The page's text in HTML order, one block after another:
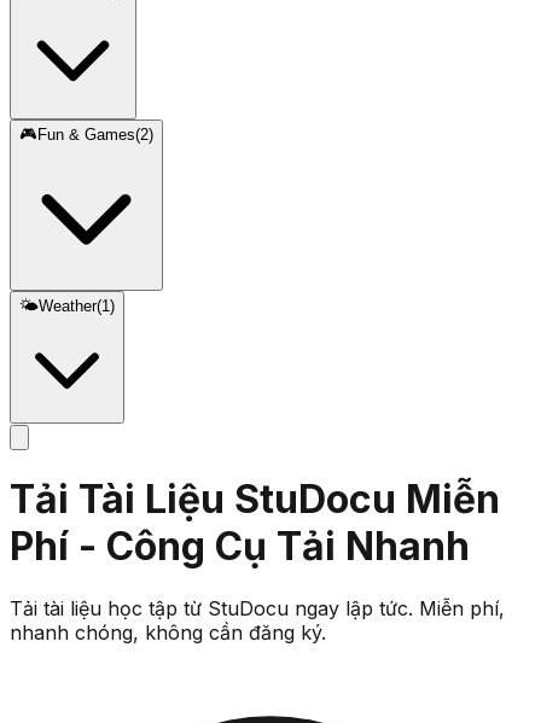
🎮 Fun & Games(2)
🌤️Weather(1)
Tải Tài Liệu StuDocu Miễn
Phí - Công Cụ Tải Nhanh
Tải tài liệu học tập từ StuDocu ngay lập tức. Miễn phí,
nhanh chóng, không cần đăng ký.